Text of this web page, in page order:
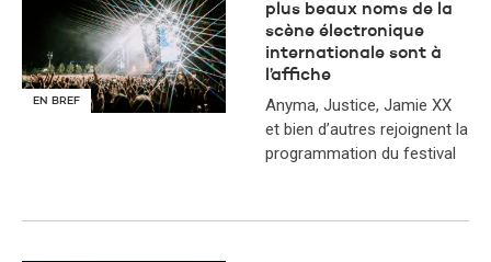
EN BREF
plus beaux noms de la
scène électronique
internationale sont à
l’affiche
Anyma, Justice, Jamie XX
et bien d’autres rejoignent la
programmation du festival